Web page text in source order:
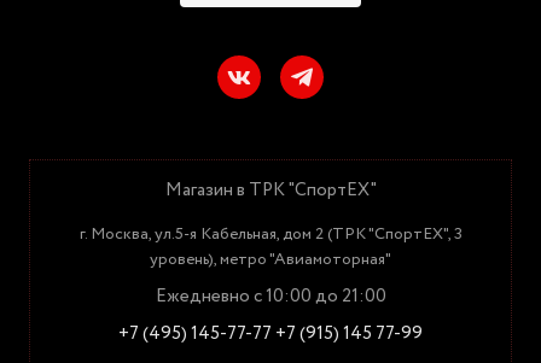
Магазин в ТРК "СпортЕХ"
г. Москва, ул.5-я Кабельная, дом 2 (ТРК "СпортЕХ", 3
уровень), метро "Авиамоторная"
Ежедневно с 10:00 до 21:00
+7 (495) 145-77-77 +7 (915) 145 77-99